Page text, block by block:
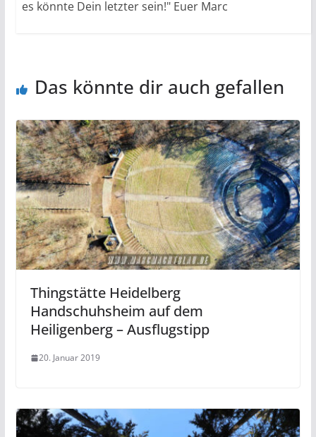
es könnte Dein letzter sein!" Euer Marc
Das könnte dir auch gefallen
Thingstätte Heidelberg
Handschuhsheim auf dem
Heiligenberg – Ausflugstipp
20. Januar 2019